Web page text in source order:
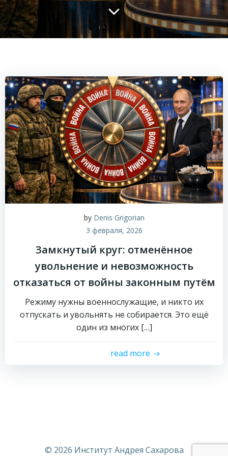
by Denis Grigorian
3 февраля, 2026
Замкнутый круг: отменённое
увольнение и невозможность
отказаться от войны законным путём
Режиму нужны военнослужащие, и никто их
отпускать и увольнять не собирается. Это ещё
один из многих […]
read more
© 2026 Институт Андрея Сахарова